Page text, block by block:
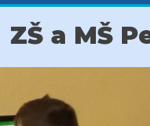
ZŠ a MŠ